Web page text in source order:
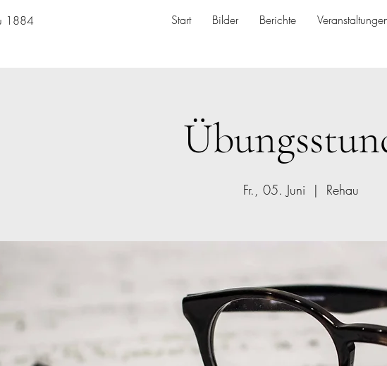
1884 Start Bilder Berichte
Fr., 05. Juni
  |
Rehau